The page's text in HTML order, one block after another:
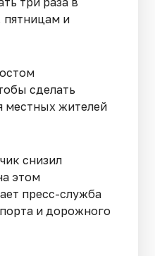
пятницам и
сделать
местных жителей
снизил
этом
пресс-служба
и дорожного